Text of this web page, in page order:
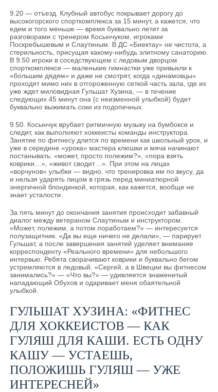
ФИГУРНОЕ КАТАНИЕ
ВОДНЫЕ ВИДЫ СПОРТА
ХОККЕЙ С МЯЧОМ
МЕДИЦИНА
ОБРАЗОВАНИЕ
ПРОИСШЕСТВИЯ
9.20 — отъезд. Клубный автобус покрывает дорогу до
высокогорского спорткомплекса за 15 минут, а кажется, что
едем и того меньше — время буквально летит за
разговорами с тренером Косынчуком, игроками
Поскребышевым и Слаутиным. В ДС «Биектау» не чистота, а
стерильность, присущая какому-нибудь элитному санаторию.
В 9.50 игроки в соседствующем с ледовым дворцом
спорткомплексе — маленькие гимнастки уже привыкли к
«большим дядям» и даже не смотрят, когда «динамовцы»
проходят мимо них в отгороженную сеткой часть зала, где их
уже ждет миловидная Гульшат Хузина, — в течение
следующих 45 минут она (с неизменной улыбкой) будет
буквально выжимать соки из подопечных.
9.50. Косынчук врубает ритмичную музыку на бумбоксе и
следит, как выполняют хоккеисты команды инструктора.
Занятие по фитнесу длится по времени как школьный урок, и
уже в середине «урока» мастера клюшки и мяча начинают
постанывать: «может, просто полежим?», «пора взять
коврики…», «живот сводит…». При этом на лицах
«ворчунов» улыбки — видно, что тренировка им по вкусу, да
и нельзя ударять лицом в грязь перед миниатюрной
энергичной блондинкой, которая, как кажется, вообще не
знает усталости.
За пять минут до окончания занятия происходит забавный
диалог между ветераном Слаутиным и инструктором.
«Может, полежим, а потом поработаем?» — интересуется
полузащитник. «Да вы еще ничего не делали», — парирует
Гульшат, а после завершения занятий уделяет внимание
корреспонденту «Реального времени» для небольшого
интервью. Ребята сворачивают коврики и буквально бегом
устремляются в ледовый. «Сергей, а в Швеции вы фитнесом
занимались?» — «Что вы?» — удивляется знаменитый
нападающий Обухов и одаривает меня обаятельной
улыбкой.
ГУЛЬШАТ ХУЗИНА: «ФИТНЕС
ДЛЯ ХОККЕИСТОВ — КАК
ГУЛЯШ ДЛЯ КАШИ. ЕСТЬ ОДНУ
КАШУ — УСТАЕШЬ,
ПОЛОЖИШЬ ГУЛЯШ — УЖЕ
ИНТЕРЕСНЕЙ»